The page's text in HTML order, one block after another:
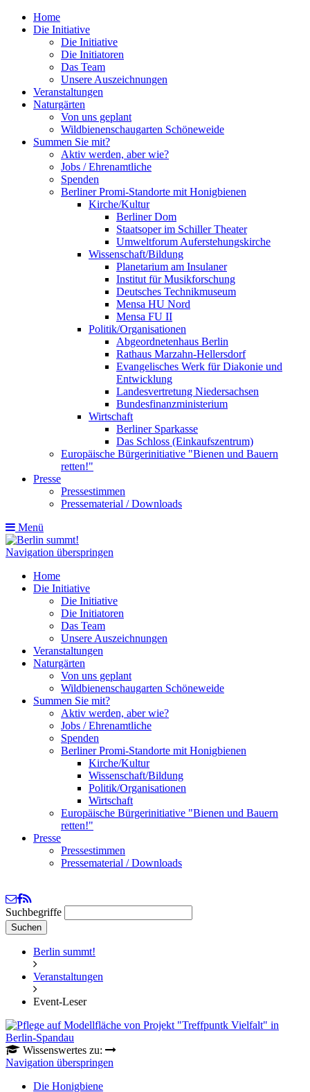
Home
Die Initiative
Die Initiative
Die Initiatoren
Das Team
Unsere Auszeichnungen
Veranstaltungen
Naturgärten
Von uns geplant
Wildbienenschaugarten Schöneweide
Summen Sie mit?
Aktiv werden, aber wie?
Jobs / Ehrenamtliche
Spenden
Berliner Promi-Standorte mit Honigbienen
Kirche/Kultur
Berliner Dom
Staatsoper im Schiller Theater
Umweltforum Auferstehungskirche
Wissenschaft/Bildung
Planetarium am Insulaner
Institut für Musikforschung
Deutsches Technikmuseum
Mensa HU Nord
Mensa FU II
Politik/Organisationen
Abgeordnetenhaus Berlin
Rathaus Marzahn-Hellersdorf
Evangelisches Werk für Diakonie und
Entwicklung
Landesvertretung Niedersachsen
Bundesfinanzministerium
Wirtschaft
Berliner Sparkasse
Das Schloss (Einkaufszentrum)
Europäische Bürgerinitiative "Bienen und Bauern
retten!"
Presse
Pressestimmen
Pressematerial / Downloads
Menü
Navigation überspringen
Home
Die Initiative
Die Initiative
Die Initiatoren
Das Team
Unsere Auszeichnungen
Veranstaltungen
Naturgärten
Von uns geplant
Wildbienenschaugarten Schöneweide
Summen Sie mit?
Aktiv werden, aber wie?
Jobs / Ehrenamtliche
Spenden
Berliner Promi-Standorte mit Honigbienen
Kirche/Kultur
Wissenschaft/Bildung
Politik/Organisationen
Wirtschaft
Europäische Bürgerinitiative "Bienen und Bauern
retten!"
Presse
Pressestimmen
Pressematerial / Downloads
Suchbegriffe
Suchen
Berlin summt!
Veranstaltungen
Event-Leser
Wissenswertes zu:
Navigation überspringen
Die Honigbiene